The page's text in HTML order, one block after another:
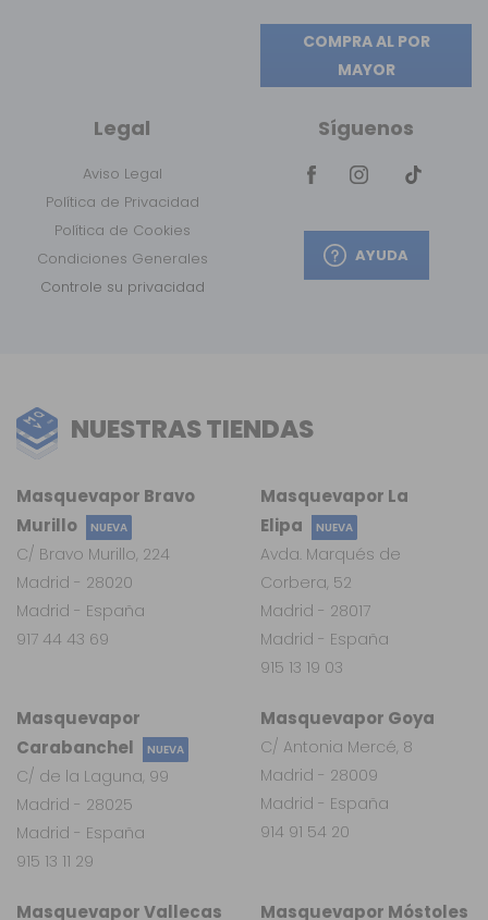
COMPRA AL POR
MAYOR
Legal
Aviso Legal
Política de Privacidad
Política de Cookies
Condiciones Generales
Controle su privacidad
Síguenos
AYUDA
NUESTRAS TIENDAS
Masquevapor
Carabanchel
NUEVA
C/ de la Laguna, 99
Madrid - 28025
Madrid - España
915 13 11 29
Masquevapor Vallecas Masquevapor Móstoles
Masquevapor Goya
C/ Antonia Mercé, 8
Madrid - 28009
Madrid - España
914 91 54 20
Masquevapor La
Elipa
NUEVA
Avda. Marqués de
Corbera, 52
Madrid - 28017
Madrid - España
915 13 19 03
Masquevapor Bravo
Murillo
NUEVA
C/ Bravo Murillo, 224
Madrid - 28020
Madrid - España
917 44 43 69